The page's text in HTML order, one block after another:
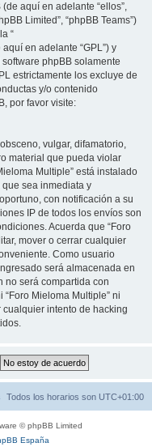
aquí en adelante “ellos”,
Limited”, “phpBB Teams”)
“
aquí en adelante “GPL”) y
software phpBB solamente
estrictamente los excluye de
y/o contenido
por favor visite:
vulgar, difamatorio,
material que pueda violar
Multiple” está instalado
sea inmediata y
con notificación a su
IP de todos los envíos son
Acuerda que “Foro
mover o cerrar cualquier
Como usuario
será almacenada en
no será compartida con
Mieloma Multiple” ni
intento de hacking
Todos los horarios son UTC+01:00
© phpBB Limited
España